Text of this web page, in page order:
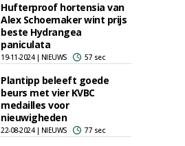
Hufterproof hortensia van
Alex Schoemaker wint prijs
beste Hydrangea
paniculata
19-11-2024 | NIEUWS 57 sec
Plantipp beleeft goede
beurs met vier KVBC
medailles voor
nieuwigheden
22-08-2024 | NIEUWS 77 sec